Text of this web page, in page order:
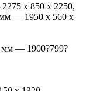
x 850 x 2250,
— 1950 x 560 x
мм — 1900?799?